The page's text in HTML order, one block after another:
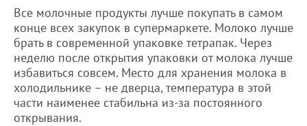
Все молочные продукты лучше покупать в самом
конце всех закупок в супермаркете. Молоко лучше
брать в современной упаковке тетрапак. Через
неделю после открытия упаковки от молока лучше
избавиться совсем. Место для хранения молока в
холодильнике – не дверца, температура в этой
части наименее стабильна из-за постоянного
открывания.